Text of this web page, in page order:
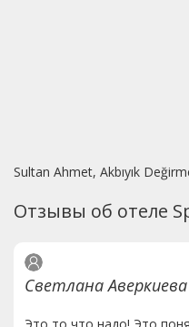
Sultan Ahmet, Akbıyık
Отзывы об отеле
Светлана Аверкиева